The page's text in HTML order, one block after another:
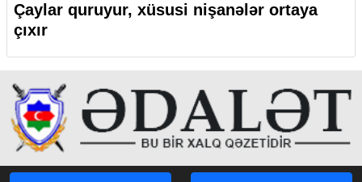
Çaylar quruyur, xüsusi nişanələr ortaya
çıxır